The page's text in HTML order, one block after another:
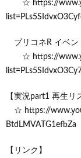
☆ https://
プリコネR イベン
☆ https://
【実況part1 再生リ
☆ https://
BtdLMVATG1efbZa
【リンク】